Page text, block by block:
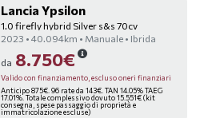
Lancia Ypsilon
1.0 firefly hybrid Silver s&s 70cv
2023 • 40.094km • Manuale • Ibrida
da 8.750€
Valido con finanziamento, escluso oneri finanziari
Anticipo 875€. 96 rate da 143€. TAN 14.05% TAEG
17.01%. Totale complessivo dovuto 15.551€ (kit
consegna, spese passaggio di proprietà e
immatricolazione escluse)